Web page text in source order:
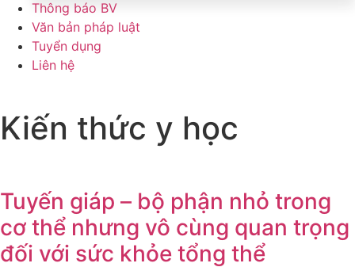
Thông báo BV
Văn bản pháp luật
Tuyển dụng
Liên hệ
Kiến thức y học
Tuyến giáp – bộ phận nhỏ trong
cơ thể nhưng vô cùng quan trọng
đối với sức khỏe tổng thể